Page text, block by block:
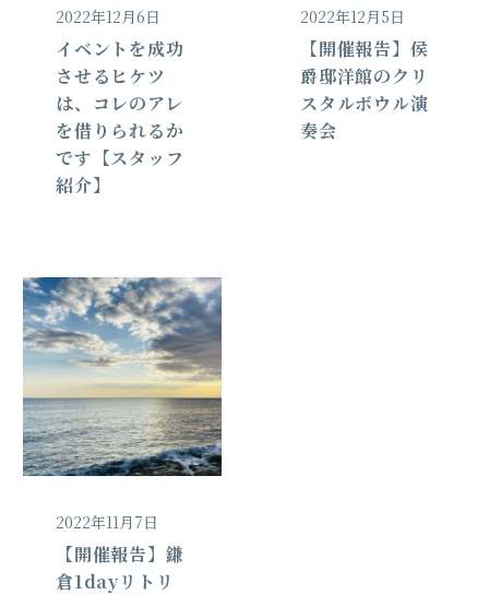
2022年12月6日
イベントを成功
させるヒケツ
は、コレのアレ
を借りられるか
です【スタッフ
紹介】
2022年12月5日
【開催報告】侯
爵邸洋館のクリ
スタルボウル演
奏会
2022年11月7日
【開催報告】鎌
倉1dayリトリ